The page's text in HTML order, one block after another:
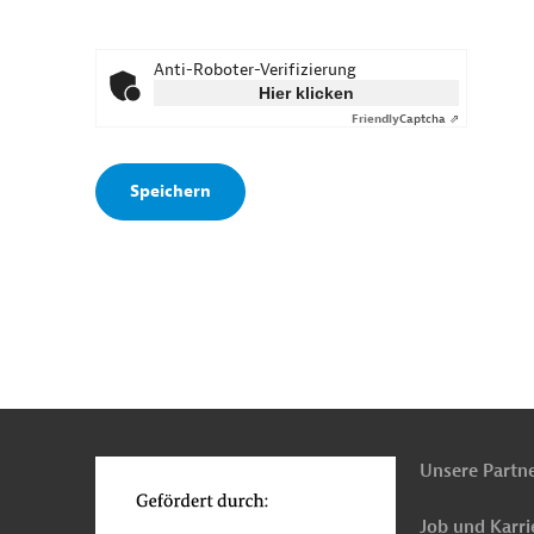
Anti-Roboter-Verifizierung
Hier klicken
FriendlyCaptcha ⇗
Unsere
Job und